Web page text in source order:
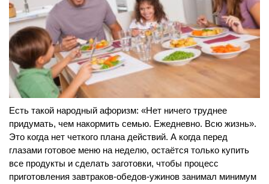
Есть такой народный афоризм: «Нет ничего труднее
придумать, чем накормить семью. Ежедневно. Всю жизнь».
Это когда нет четкого плана действий. А когда перед
глазами готовое меню на неделю, остаётся только купить
все продукты и сделать заготовки, чтобы процесс
приготовления завтраков-обедов-ужинов занимал минимум